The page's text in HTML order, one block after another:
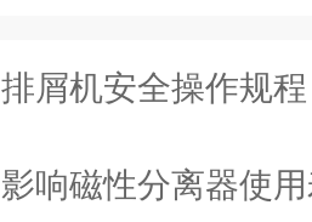
排屑机安全操作规程
影响磁性分离器使